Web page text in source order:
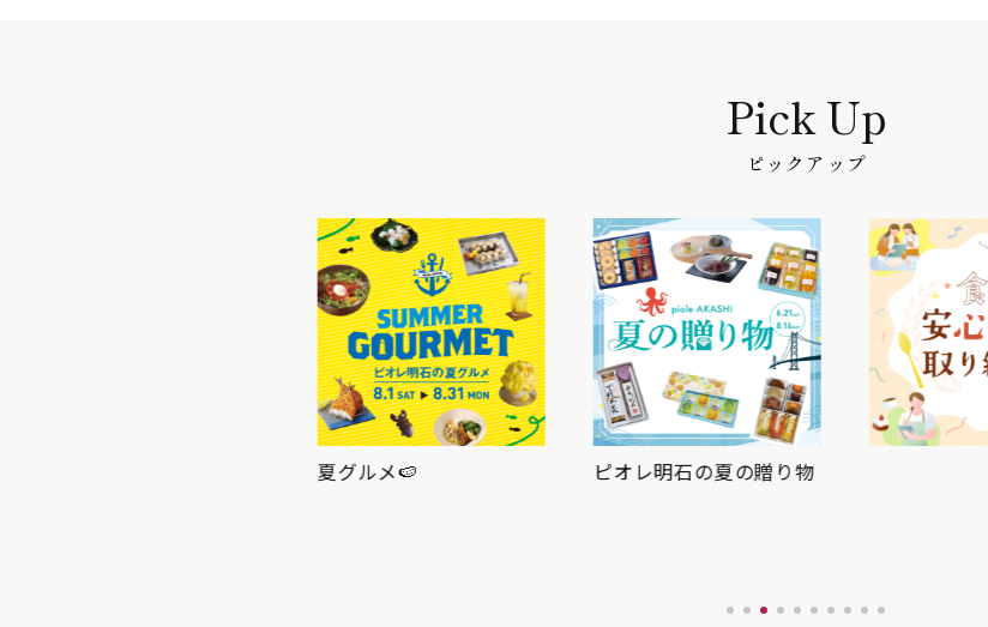
ピックアップ
夏グルメ🍉 ピオレ明石の夏の贈り物